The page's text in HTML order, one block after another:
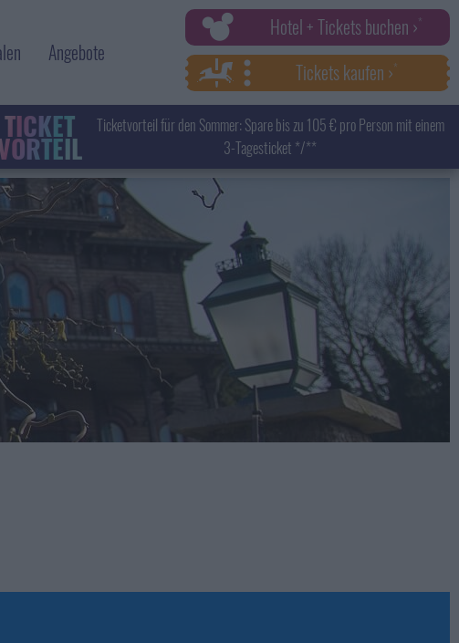
Angebote
Hotel + Tickets buchen ›
Tickets kaufen ›
TICKET
Ticketvorteil für den Sommer: Spare bis zu 105 € pro Person mit einem
3-Tagesticket */**